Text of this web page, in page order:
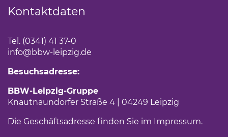
Kontaktdaten
Tel. (0341) 41 37-0
info@bbw-leipzig.de
Besuchsadresse:
BBW-Leipzig-Gruppe
Knautnaundorfer Straße 4 | 04249 Leipzig
Die Geschäftsadresse finden Sie im Impressum.